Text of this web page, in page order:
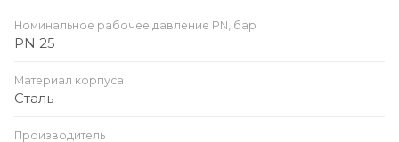
Номинальное рабочее давление PN, бар
PN 25
Материал корпуса
Сталь
Производитель